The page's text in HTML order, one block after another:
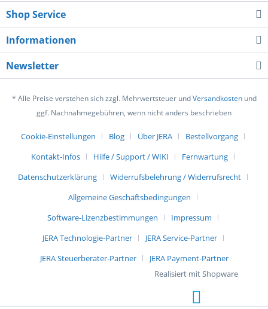
Shop Service
Informationen
Newsletter
* Alle Preise verstehen sich zzgl. Mehrwertsteuer undVersandkostenund
ggf. Nachnahmegebühren, wenn nicht anders beschrieben
Cookie-Einstellungen Blog Über JERA
Bestellvorgang
Kontakt-Infos
Hilfe / Support / WIKI
Fernwartung
Datenschutzerklärung
Widerrufsbelehrung / Widerrufsrecht
Allgemeine Geschäftsbedingungen
Software-Lizenzbestimmungen
Impressum
JERA Technologie-Partner
JERA Service-Partner
JERA Steuerberater-Partner
JERA Payment-Partner
Realisiert mit Shopware